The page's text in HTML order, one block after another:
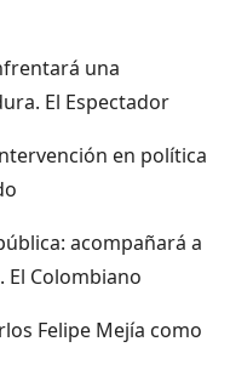
una
El Espectador
en política
acompañará a
El Colombiano
Felipe Mejía como